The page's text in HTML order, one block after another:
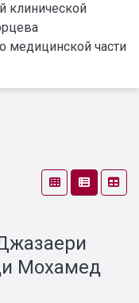
клинической
медицинской части
Мохамед